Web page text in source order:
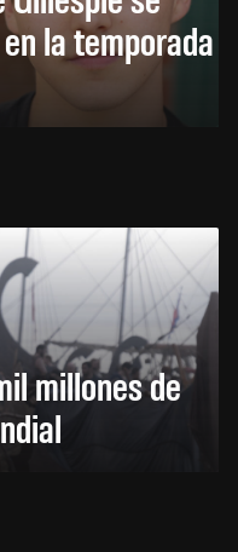
la temporada
millones de